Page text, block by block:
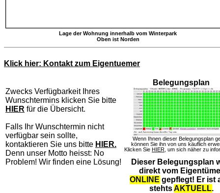
Lage der Wohnung innerhalb vom Winterpark
Oben ist Norden
Klick hier: Kontakt zum Eigentuemer
Zwecks Verfügbarkeit Ihres
Wunschtermins klicken Sie bitte
HIER für die Übersicht.
Falls Ihr Wunschtermin nicht
verfügbar sein sollte,
kontaktieren Sie uns bitte HIER.
Denn unser Motto heisst: No
Problem! Wir finden eine Lösung!
Belegungsplan
Wenn Ihnen dieser Belegungsplan
können Sie ihn von uns käuflich
Klicken Sie HIER , um sich näher zu
Dieser Belegungsplan
direkt vom
ONLINE gepflegt! Er ist
stehtsAKTUELL.